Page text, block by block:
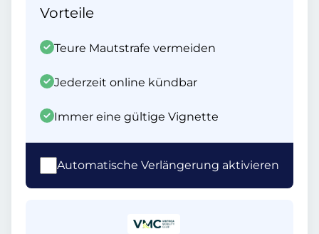
Vorteile
Teure Mautstrafe vermeiden
Jederzeit online kündbar
Immer eine gültige Vignette
Automatische Verlängerung aktivieren